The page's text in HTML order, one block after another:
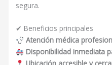
segura.
✔ Beneficios principales
Atención médica
Disponibilidad inmediata